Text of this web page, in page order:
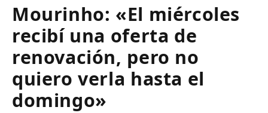
Mourinho: «El miércoles
recibí una oferta de
renovación, pero no
quiero verla hasta el
domingo»